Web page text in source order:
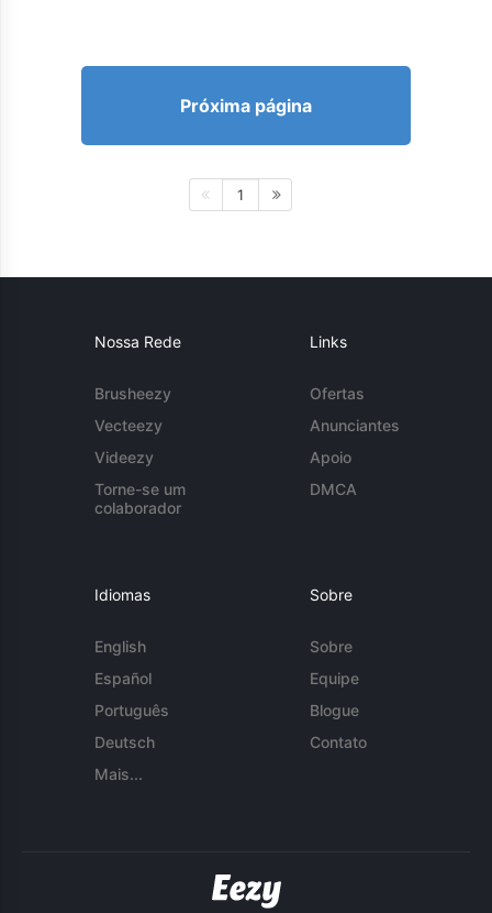
Próxima página
1
Nossa Rede
Brusheezy
Vecteezy
Videezy
Torne-se um
colaborador
Links
Ofertas
Anunciantes
Apoio
DMCA
Idiomas
English
Español
Português
Deutsch
Mais...
Sobre
Sobre
Equipe
Blogue
Contato